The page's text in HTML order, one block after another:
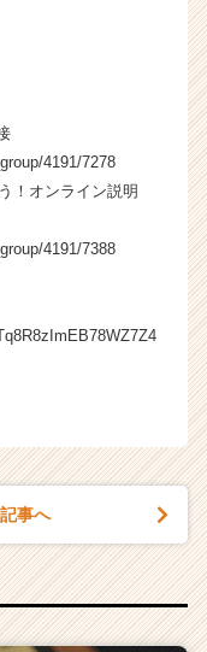
4191/7278
！オンライン説明
4191/7388
事へ